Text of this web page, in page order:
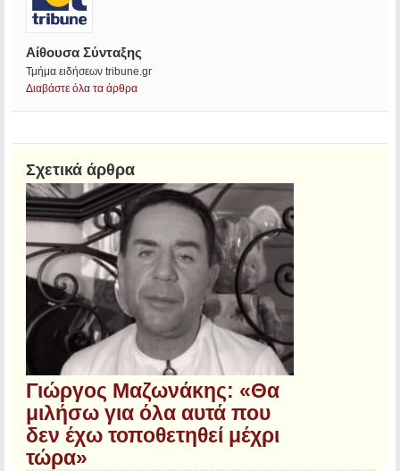
Αίθουσα Σύνταξης
Τμήμα ειδήσεων tribune.gr
Διαβάστε όλα τα άρθρα
Σχετικά άρθρα
Γιώργος Μαζωνάκης: «Θα
μιλήσω για όλα αυτά που
δεν έχω τοποθετηθεί μέχρι
τώρα»